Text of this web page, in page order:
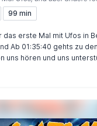
99 min
das erste Mal mit Ufos in
Du
uns hören und uns